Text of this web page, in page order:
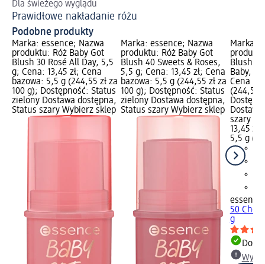
Dla świeżego wyglądu
Prawidłowe nakładanie różu
Podobne produkty
Marka: essence; Nazwa
produktu: Róż Baby Got
Blush 30 Rosé All Day, 5,5
g; Cena: 13,45 zł; Cena
bazowa: 5,5 g (244,55 zł za
100 g); Dostępność: Status
zielony Dostawa dostępna,
Status szary Wybierz sklep
Marka: essence; Nazwa
produktu: Róż Baby Got
Blush 40 Sweets & Roses,
5,5 g; Cena: 13,45 zł; Cena
bazowa: 5,5 g (244,55 zł za
100 g); Dostępność: Status
zielony Dostawa dostępna,
Status szary Wybierz sklep
Marka:
Blush
Baby,
Cena
(244,55
szary
13,45 zł
5,5 g
essence
50
g